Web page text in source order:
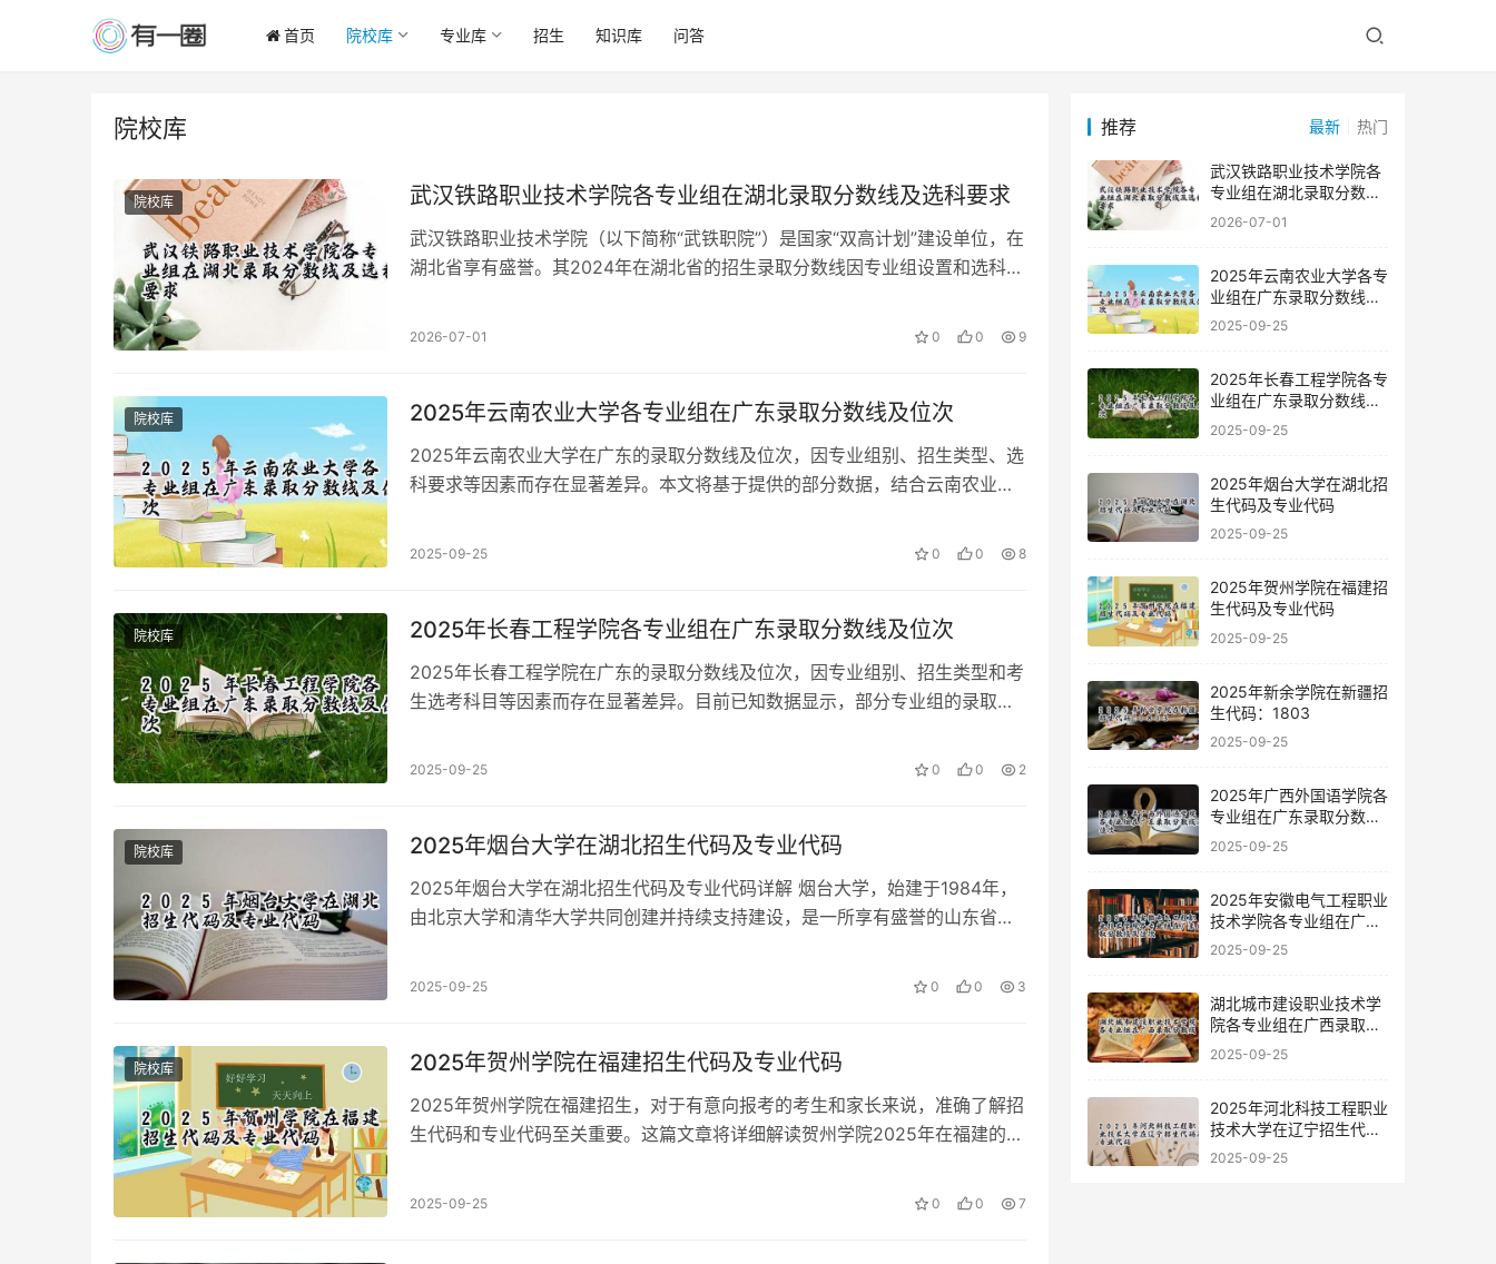
首页 院校库 专业库 招生 知识库 问答
院校库
院校库 武汉铁路职业技术学院各专业组在湖北录取分数线及选科要求
武汉铁路职业技术学院（以下简称“武铁职院”）是国家“双高计划”建设单位，在
湖北省享有盛誉。其2024年在湖北省的招生录取分数线因专业组设置和选科要
2026-07-01 0 0 9
院校库 2025年云南农业大学各专业组在广东录取分数线及位次
2025年云南农业大学在广东的录取分数线及位次，因专业组别、招生类型、选
科要求等因素而存在显著差异。本文将基于提供的部分数据，结合云南农业大
2025-09-25 0 0 8
院校库 2025年长春工程学院各专业组在广东录取分数线及位次
2025年长春工程学院在广东的录取分数线及位次，因专业组别、招生类型和考
生选考科目等因素而存在显著差异。目前已知数据显示，部分专业组的录取分
2025-09-25 0 0 2
院校库 2025年烟台大学在湖北招生代码及专业代码
2025年烟台大学在湖北招生代码及专业代码详解 烟台大学，始建于1984年，
由北京大学和清华大学共同创建并持续支持建设，是一所享有盛誉的山东省属
2025-09-25 0 0 3
院校库 2025年贺州学院在福建招生代码及专业代码
2025年贺州学院在福建招生，对于有意向报考的考生和家长来说，准确了解招
生代码和专业代码至关重要。这篇文章将详细解读贺州学院2025年在福建的招
2025-09-25 0 0 7
推荐 最新 热门
武汉铁路职业技术学院各
专业组在湖北录取分数线
及选科要求
2026-07-01
2025年云南农业大学各专
业组在广东录取分数线及
位次
2025-09-25
2025年长春工程学院各专
业组在广东录取分数线及
位次
2025-09-25
2025年烟台大学在湖北招
生代码及专业代码
2025-09-25
2025年贺州学院在福建招
生代码及专业代码
2025-09-25
2025年新余学院在新疆招
生代码：1803
2025-09-25
2025年广西外国语学院各
专业组在广东录取分数线
及位次
2025-09-25
2025年安徽电气工程职业
技术学院各专业组在广东
录取分数线及位次
2025-09-25
湖北城市建设职业技术学
院各专业组在广西录取分
数线
2025-09-25
2025年河北科技工程职业
技术大学在辽宁招生代码
及专业代码
2025-09-25